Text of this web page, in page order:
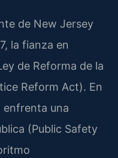
de New Jersey
la fianza en
de Reforma de la
Reform Act). En
enfrenta una
(Public Safety